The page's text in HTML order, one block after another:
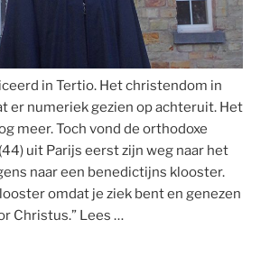
in Tertio. Het christendom in
er numeriek gezien op achteruit. Het
meer. Toch vond de orthodoxe
uit Parijs eerst zijn weg naar het
naar een benedictijns klooster.
omdat je ziek bent en genezen
Christus.” Lees …